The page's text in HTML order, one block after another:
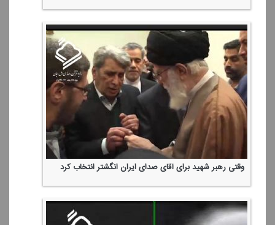
وقتی رهبر شهید برای آقای صدای ایران انگشتر انتخاب كرد